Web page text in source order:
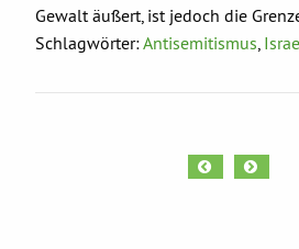
Gewalt äußert, ist jedoch die
Schlagwörter:Antisemitismus
« »